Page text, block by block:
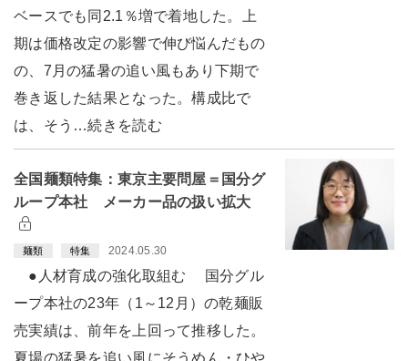
ベースでも同2.1％増で着地した。上
期は価格改定の影響で伸び悩んだもの
の、7月の猛暑の追い風もあり下期で
巻き返した結果となった。構成比で
は、そう…続きを読む
全国麺類特集：東京主要問屋＝国分グ
ループ本社 メーカー品の扱い拡大
麺類 特集 2024.05.30
●人材育成の強化取組む 国分グル
ープ本社の23年（1～12月）の乾麺販
売実績は、前年を上回って推移した。
夏場の猛暑を追い風にそうめん・ひや